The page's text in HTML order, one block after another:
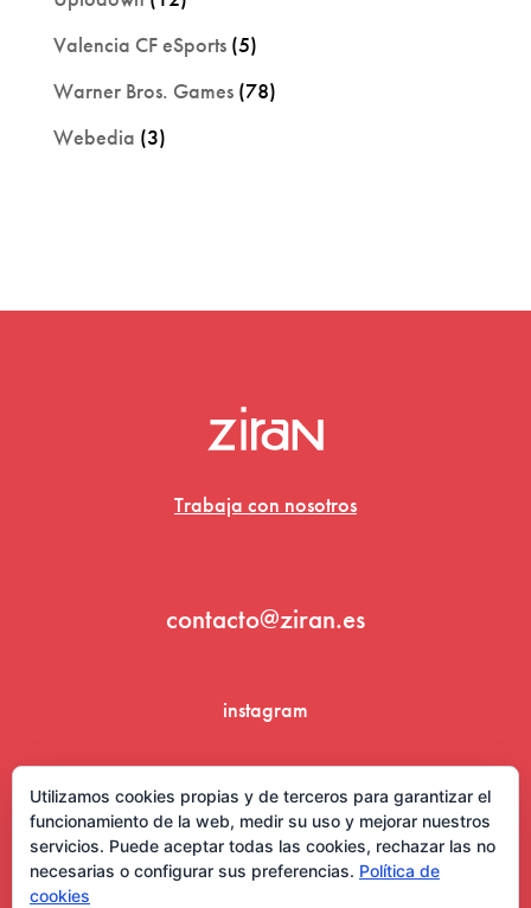
Valencia CF eSports(5)
Warner Bros. Games(78)
Webedia (3)
Trabaja con nosotros
contacto@ziran.es
instagram
Utilizamos cookies propias y de terceros para garantizar el
funcionamiento de la web, medir su uso y mejorar nuestros
servicios. Puede aceptar todas las cookies, rechazar las no
necesarias o configurar sus preferencias. Política de
cookies